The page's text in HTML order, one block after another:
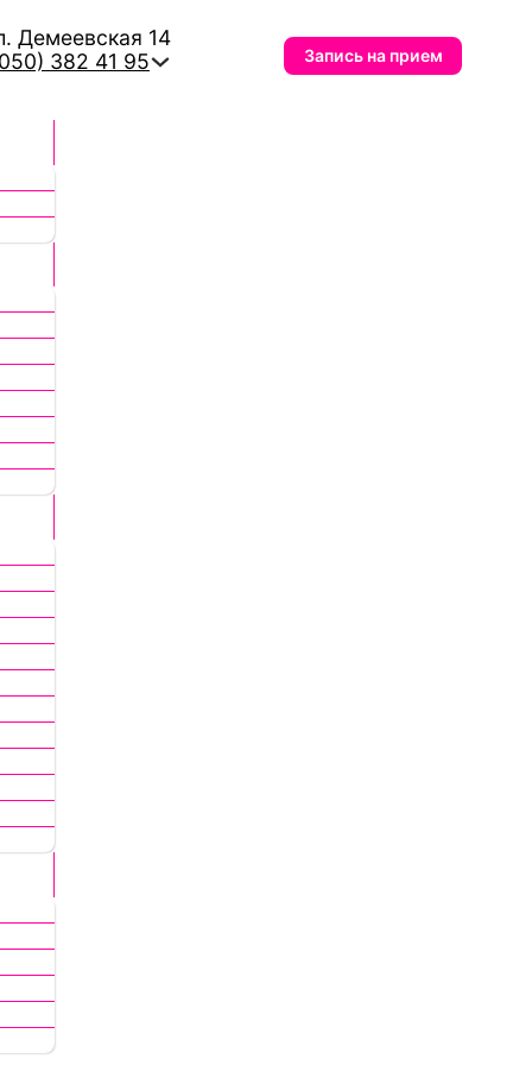
Демеевская 14
382 41 95
Запись на прием